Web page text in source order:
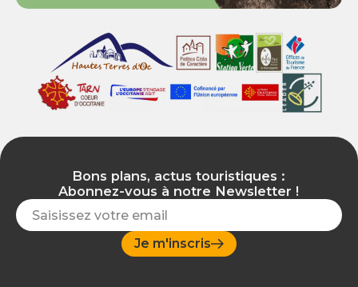
Bons plans, actus touristiques :
Abonnez-vous à notre Newsletter !
Je m'inscris